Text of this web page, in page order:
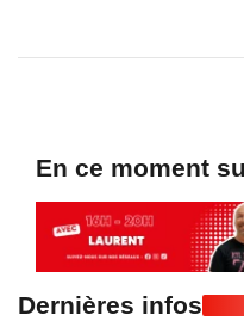
En ce moment
Dernières infos